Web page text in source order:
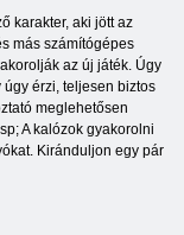
karakter, aki jött az
más számítógépes
az új játék. Úgy
úgy érzi, teljesen biztos
meglehetősen
A kalózok gyakorolni
Kiránduljon egy pár